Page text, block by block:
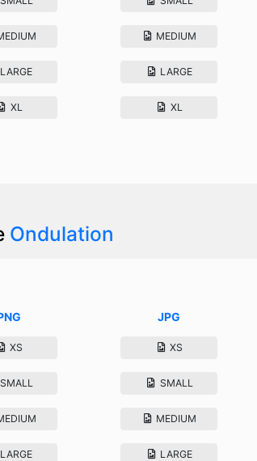
LARGE
XL
MEDIUM
LARGE
XL
Ondulation
XS
SMALL
LARGE
JPG
XS
SMALL
MEDIUM
LARGE